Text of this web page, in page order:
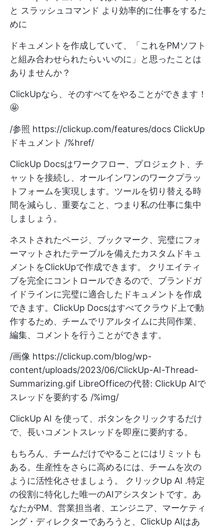
と スラッシュコマンド より効率的に仕事をするた
めに
ドキュメントを作成していて、「これをPMソフト
と組み合わせられたらいいのに」と思ったことは
ありませんか？
ClickUpなら、そのすべてをやることができます！
🤩
/参照 https://clickup.com/features/docs ClickUp
ドキュメント /%href/
ClickUp Docsはワークフロー、プロジェクト、チ
ャットを接続し、オールインワンのワークプラッ
トフォームを実現します。ツールを切り替える時
間を減らし、重要なこと、つまり私の仕事に集中
しましょう。
ネストされたページ、ブックマーク、完璧にフォ
ーマットされたテーブルを備えたカスタムドキュ
メントをClickUpで作成できます。 クリエイティ
ブを完全にコントロールできるので、ブランドガ
イドラインに完璧に適合したドキュメントを作成
できます。ClickUp Docsはすべてクラウド上で動
作するため、チームでリアルタイムに共同作業、
編集、コメントを行うことができます。
/画像 https://clickup.com/blog/wp-
content/uploads/2023/06/ClickUp-AI-Thread-
Summarizing.gif LibreOfficeの代替: ClickUp AIで
スレッドを要約する /%img/
ClickUp AI を使って、ボタンをクリックするだけ
で、長いコメントスレッドを即座に要約する。
もちろん、チームだけでやることにはリミットも
ある。生産性をさらに高めるには、チームを次の
ように活性化させましょう。 クリックUp AI .特定
の役割に特化した唯一のAIアシスタントです。あ
なたがPM、営業担当者、エンジニア、マーケティ
ング・ディレクターであろうと、ClickUp AIはあ